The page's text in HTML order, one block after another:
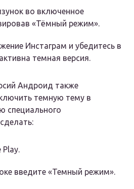
во включенное
«Тёмный режим».
Инстаграм и убедитесь в
темная версия.
Андроид также
темную тему в
специального
Play.
введите «Темный режим».